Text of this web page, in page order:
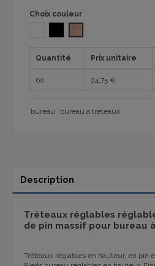
Choix couleur
Quantité Prix unitaire
60 24,75 €
bureau bureau a treteaux
Description
Tréteaux réglables
de pin massif pour bureau
Tréteaux réglables en hauteur, en pin